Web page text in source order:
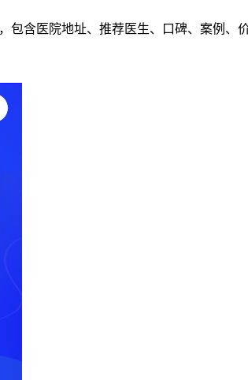
含医院地址、推荐医生、口碑、案例、价